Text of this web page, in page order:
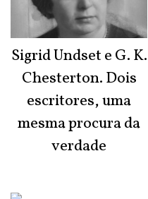
Sigrid Undset e G. K.
Chesterton. Dois
escritores, uma
mesma procura da
verdade